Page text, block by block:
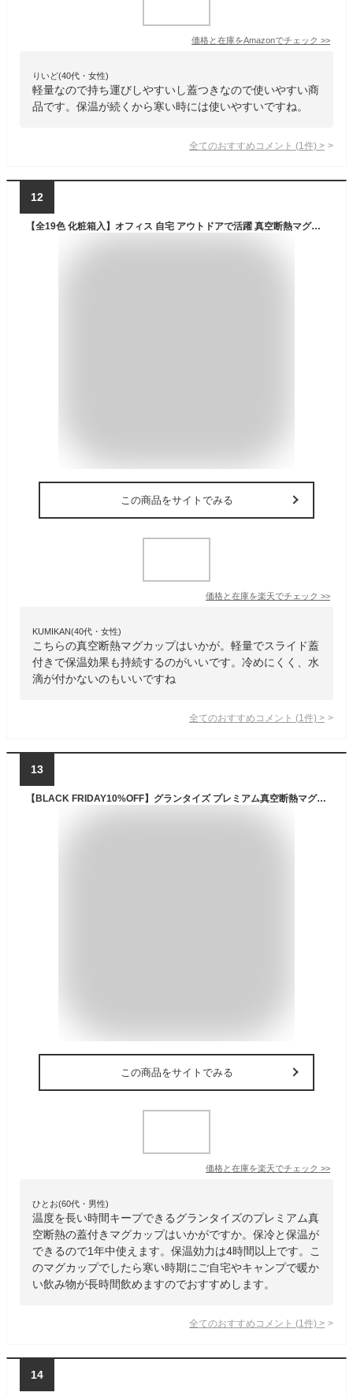
価格と在庫をAmazonでチェック >>
りいど(40代・女性)
軽量なので持ち運びしやすいし蓋つきなので使いやすい商
品です。保温が続くから寒い時には使いやすいですね。
全てのおすすめコメント (1 件) >
12
【全19色 化粧箱入】オフィス 自宅 アウトドアで活躍 真空断熱マグカップ 460ml 大容量 保温4h 保冷8h ギフト プレゼント クリスマス 簡単開閉 スライド蓋付 軽量 二重壁真空断熱構造 ステンレスマグ フタ付 こぼれない 冷めない 水滴つかない
この商品をサイトでみる
価格と在庫を楽天でチェック >>
KUMIKAN(40代・女性)
こちらの真空断熱マグカップはいかが。軽量でスライド蓋
付きで保温効果も持続するのがいいです。冷めにくく、水
滴が付かないのもいいですね
全てのおすすめコメント (1 件) >
13
【BLACK FRIDAY10%OFF】グランタイズ プレミアム真空断熱マグカップ 460ml クリスマス 化粧箱入 ギフト プレゼント 簡単開閉スライド蓋付 全19色 コップ 人気 ステンレス製 二重壁真空断熱構造 保温4H 保冷8H ステンレスマグ 保温マグ 蓋付き 冷めない 水滴つかない
この商品をサイトでみる
価格と在庫を楽天でチェック >>
ひとお(60代・男性)
温度を長い時間キープできるグランタイズのプレミアム真
空断熱の蓋付きマグカップはいかがですか。保冷と保温が
できるので1年中使えます。保温効力は4時間以上です。こ
のマグカップでしたら寒い時期にご自宅やキャンプで暖か
い飲み物が長時間飲めますのでおすすめします。
全てのおすすめコメント (1 件) >
14